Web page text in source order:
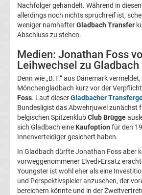
FC
Magdeburg
Transfergerüchte
1.
FC
Nürnberg
1.
Nachfolger gehandelt. Während in
allerdings noch nichts spruchreif ist,
weniger namhafterGladbach Transfer
Abschluss zu stehen.
Medien: Jonathan Foss
Leihwechsel zu Gladbach
Denn wie „B.T.“ aus Dänemark
Mönchengladbach kurz vor der
Foss. Laut dieserGladbacher
Bundesligist das Abwehrjuwel zunächst
belgischen SpitzenklubClub Brügge
sich Gladbach eine Kaufoption für den
Innenverteidiger gesichert haben.
In Gladbach dürfte Jonathan Foss aber
vorweggenommener Elvedi-Ersatz
Youngster ist wohl eher als eine
und Perspektivspieler anzusehen, der
bereichern könnte und in der